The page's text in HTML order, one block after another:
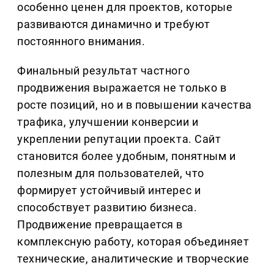
особенно ценен для проектов, которые
развиваются динамично и требуют
постоянного внимания.
Финальный результат частного
продвижения выражается не только в
росте позиций, но и в повышении качества
трафика, улучшении конверсии и
укреплении репутации проекта. Сайт
становится более удобным, понятным и
полезным для пользователей, что
формирует устойчивый интерес и
способствует развитию бизнеса.
Продвижение превращается в
комплексную работу, которая объединяет
технические, аналитические и творческие